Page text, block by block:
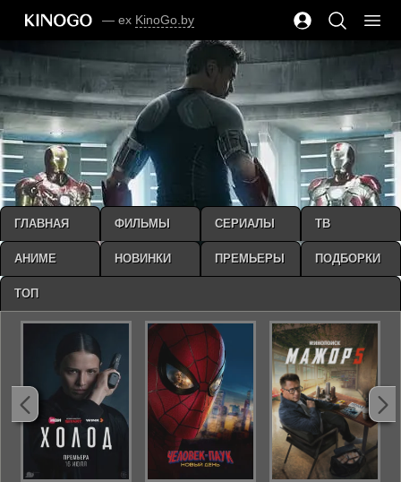
— ex KinoGo.by
ГЛАВНАЯ ФИЛЬМЫ СЕРИАЛЫ ТВ
АНИМЕ НОВИНКИ ПРЕМЬЕРЫ ПОДБОРКИ
ТОП